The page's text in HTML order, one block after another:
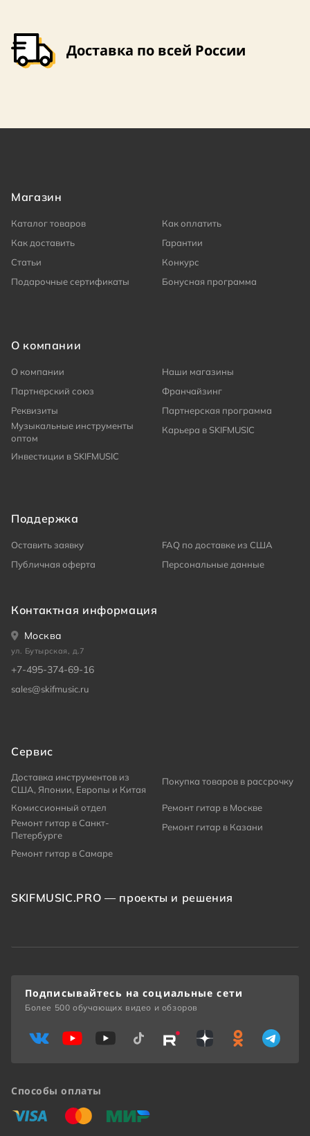
Доставка по всей России
Магазин
Каталог товаров
Как оплатить
Как доставить
Гарантии
Статьи
Конкурс
Подарочные сертификаты
Бонусная программа
О компании
О компании
Наши магазины
Партнерский союз
Франчайзинг
Реквизиты
Партнерская программа
Музыкальные инструменты
оптом
Карьера в SKIFMUSIC
Инвестиции в SKIFMUSIC
Поддержка
Оставить заявку
FAQ по доставке из США
Публичная оферта
Персональные данные
Контактная информация
Москва
ул. Бутырская, д.7
+7-495-374-69-16
sales@skifmusic.ru
Сервис
Доставка инструментов из
США, Японии, Европы и Китая
Покупка товаров в рассрочку
Комиссионный отдел
Ремонт гитар в Москве
Ремонт гитар в Санкт-
Петербурге
Ремонт гитар в Казани
Ремонт гитар в Самаре
SKIFMUSIC.PRO — проекты и решения
Способы оплаты
«Виза» «Мастеркард»
«Мир»
Подписывайтесь на социальные сети
Более 500 обучающих видео и обзоров